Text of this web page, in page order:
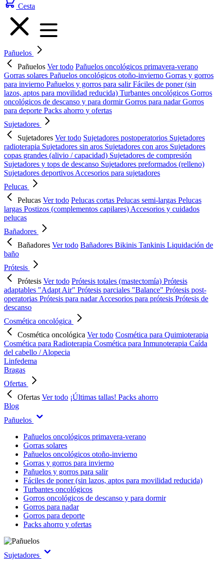
Cesta
Pañuelos
Pañuelos Ver todo Pañuelos oncológicos primavera-verano
Gorras solares Pañuelos oncológicos otoño-invierno Gorras y gorros
para invierno Pañuelos y gorros para salirFáciles de poner (sin
lazos, aptos para movilidad reducida) Turbantes oncológicos Gorros
oncológicos de descanso y para dormirGorros para nadarGorros
para deporte Packs ahorro y ofertas
Sujetadores
Sujetadores Ver todo Sujetadores postoperatorios Sujetadores
radioterapia Sujetadores sin aros Sujetadores con aros Sujetadores
copas grandes (alivio / capacidad) Sujetadores de compresión
Sujetadores y tops de descanso Sujetadores preformados (relleno)
Sujetadores deportivos Accesorios para sujetadores
Pelucas
Pelucas Ver todo Pelucas cortas Pelucas semi-largas Pelucas
largas Postizos (complementos capilares) Accesorios y cuidados
pelucas
Bañadores
Bañadores Ver todo Bañadores Bikinis Tankinis Liquidación de
baño
Prótesis
Prótesis Ver todo Prótesis totales (mastectomía) Prótesis
adaptables "Adapt Air" Prótesis parciales "Balance" Prótesis post-
operatorias Prótesis para nadarAccesorios para prótesis Prótesis de
descanso
Cosmética oncológica
Cosmética oncológica Ver todo Cosmética para Quimioterapia
Cosmética para Radioterapia Cosmética para Inmunoterapia Caída
del cabello / Alopecia
Linfedema
Bragas
Ofertas
Ofertas Ver todo ¡Últimas tallas! Packs ahorro
Blog
Pañuelos
Pañuelos oncológicos primavera-verano
Gorras solares
Pañuelos oncológicos otoño-invierno
Gorras y gorros para invierno
Pañuelos y gorros para salir
Fáciles de poner (sin lazos, aptos para movilidad reducida)
Turbantes oncológicos
Gorros oncológicos de descanso y para dormir
Gorros para nadar
Gorros para deporte
Packs ahorro y ofertas
Sujetadores